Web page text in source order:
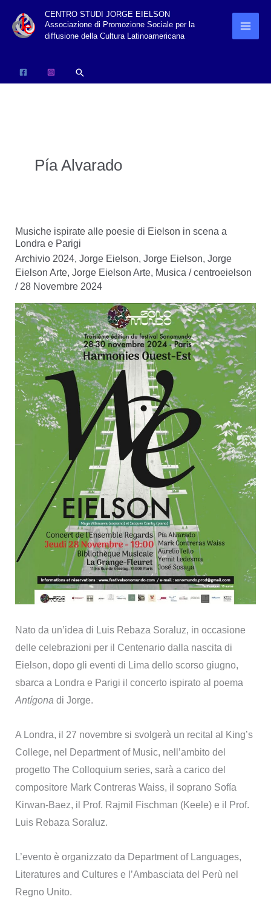
CENTRO STUDI JORGE EIELSON
Associazione di Promozione Sociale per la
diffusione della Cultura Latinoamericana
Cerca
Pía Alvarado
Musiche ispirate alle poesie di Eielson in scena a
Londra e Parigi
Archivio 2024, Jorge Eielson, Jorge Eielson, Jorge
Eielson Arte, Jorge Eielson Arte, Musica /centroeielson
/ 28 Novembre 2024
Nato da un’idea di Luis Rebaza Soraluz, in occasione
delle celebrazioni per il Centenario dalla nascita di
Eielson, dopo gli eventi di Lima dello scorso giugno,
sbarca a Londra e Parigi il concerto ispirato al poema
Antígona di Jorge.
A Londra, il 27 novembre si svolgerà un recital al King’s
College, nel Department of Music, nell’ambito del
progetto The Colloquium series, sarà a carico del
compositore Mark Contreras Waiss, il soprano Sofía
Kirwan-Baez, il Prof. Rajmil Fischman (Keele) e il Prof.
Luis Rebaza Soraluz.
L’evento è organizzato da Department of Languages,
Literatures and Cultures e l’Ambasciata del Perù nel
Regno Unito.